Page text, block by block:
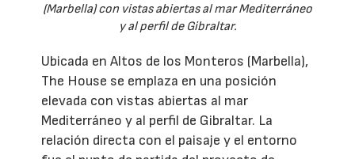
(Marbella) con vistas abiertas al mar Mediterráneo
y al perfil de Gibraltar.
Ubicada en Altos de los Monteros (Marbella),
The House se emplaza en una posición
elevada con vistas abiertas al mar
Mediterráneo y al perfil de Gibraltar. La
relación directa con el paisaje y el entorno